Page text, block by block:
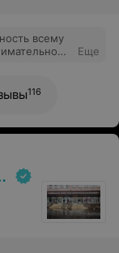
всему
Еще
116